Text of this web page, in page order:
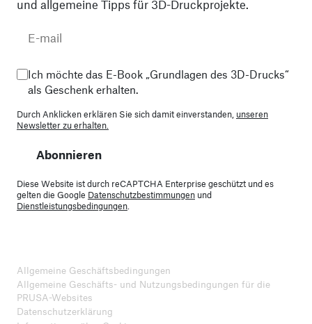
und allgemeine Tipps für 3D-Druckprojekte.
Ich möchte das E-Book „Grundlagen des 3D-Drucks“
als Geschenk erhalten.
Durch Anklicken erklären Sie sich damit einverstanden, unseren
Newsletter zu erhalten.
Abonnieren
Diese Website ist durch reCAPTCHA Enterprise geschützt und es
gelten die Google Datenschutzbestimmungen und
Dienstleistungsbedingungen
Allgemeine Geschäftsbedingungen
Allgemeine Geschäfts- und Nutzungsbedingungen für die
PRUSA-Websites
Datenschutzerklärung